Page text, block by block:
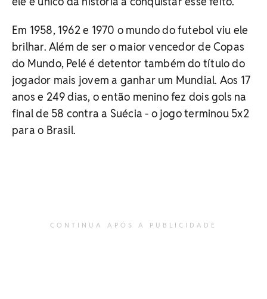
Em 1958, 1962 e 1970 o mundo do futebol viu ele
brilhar. Além de ser o maior vencedor de Copas
do Mundo, Pelé é detentor também do título do
jogador mais jovem a ganhar um Mundial. Aos 17
anos e 249 dias, o então menino fez dois gols na
final de 58 contra a Suécia - o jogo terminou 5x2
para o Brasil.
CONTINUA APÓS A PUBLICIDADE